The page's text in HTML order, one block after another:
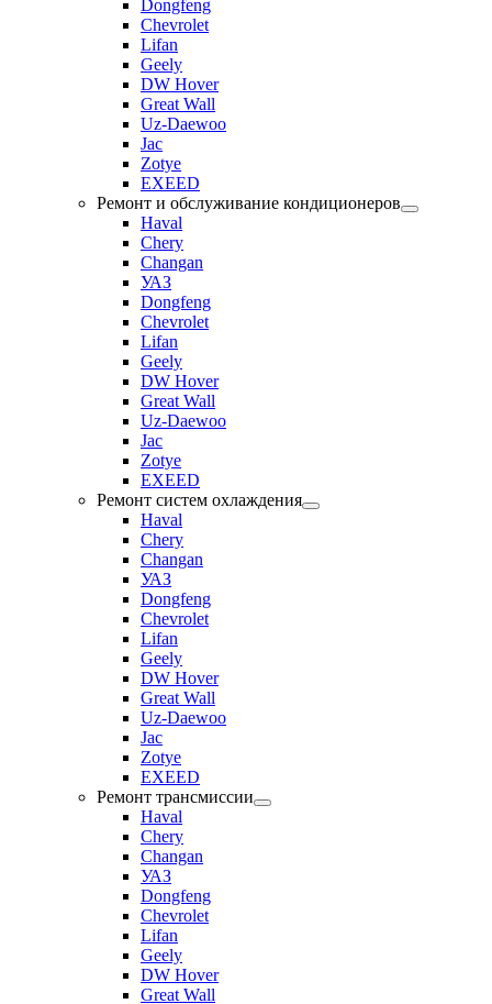
Dongfeng
Chevrolet
Lifan
Geely
DW Hover
Great Wall
Uz-Daewoo
Jac
Zotye
EXEED
Ремонт и обслуживание кондиционеров
Haval
Chery
Changan
УАЗ
Dongfeng
Chevrolet
Lifan
Geely
DW Hover
Great Wall
Uz-Daewoo
Jac
Zotye
EXEED
Ремонт систем охлаждения
Haval
Chery
Changan
УАЗ
Dongfeng
Chevrolet
Lifan
Geely
DW Hover
Great Wall
Uz-Daewoo
Jac
Zotye
EXEED
Ремонт трансмиссии
Haval
Chery
Changan
УАЗ
Dongfeng
Chevrolet
Lifan
Geely
DW Hover
Great Wall